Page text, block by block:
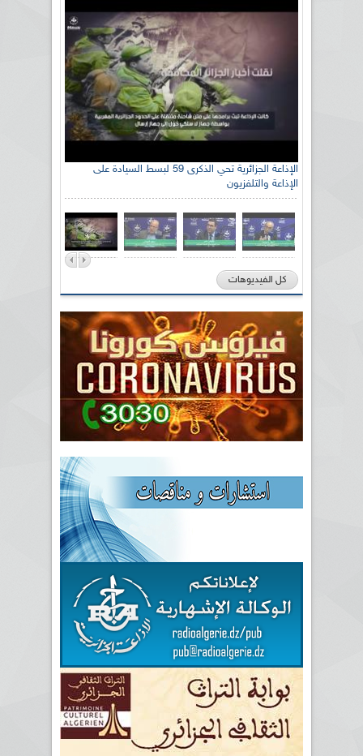
الإذاعة الجزائرية تحي الذكرى 59 لبسط السيادة على
الإذاعة والتلفزيون
كل الفيديوهات